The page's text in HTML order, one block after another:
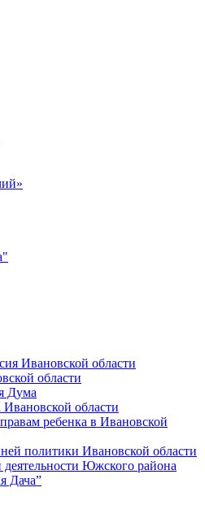
Ивановской области
области
Дума
области
ребенка в Ивановской
политики Ивановской области
Южского района
Дача”